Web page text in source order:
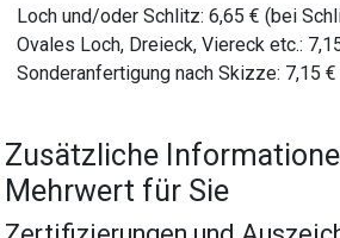
Loch und/oder Schlitz: 6,65 € (bei
Ovales Loch, Dreieck, Viereck etc.:
Sonderanfertigung nach Skizze: 7,15 €
Zusätzliche
Mehrwert für Sie